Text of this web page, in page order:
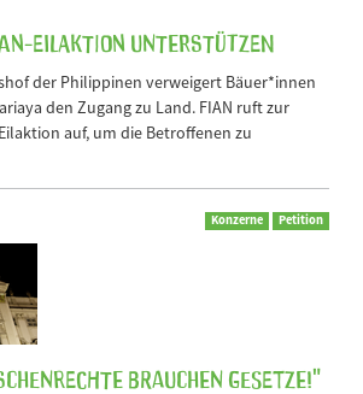
Eilaktion unterstützen
der Philippinen verweigert Bäuer*innen
den Zugang zu Land. FIAN ruft zur
auf, um die Betroffenen zu
Konzerne Petition
brauchen Gesetze!"